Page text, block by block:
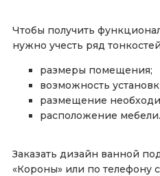
Чтобы получить
нужно учесть ряд
размеры помещения;
возможность
размещение
расположение мебели.
Заказать дизайн ванной
«Короны» или по телефону